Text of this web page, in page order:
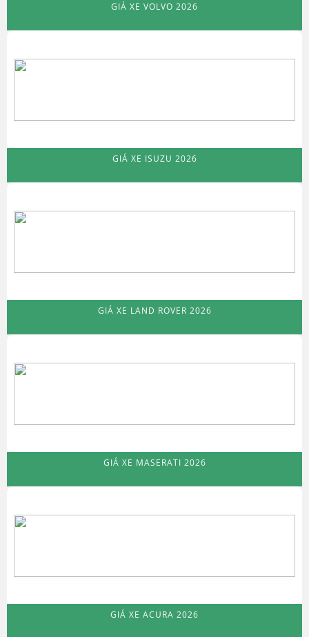
GIÁ XE VOLVO 2026
GIÁ XE ISUZU 2026
GIÁ XE LAND ROVER 2026
GIÁ XE MASERATI 2026
GIÁ XE ACURA 2026